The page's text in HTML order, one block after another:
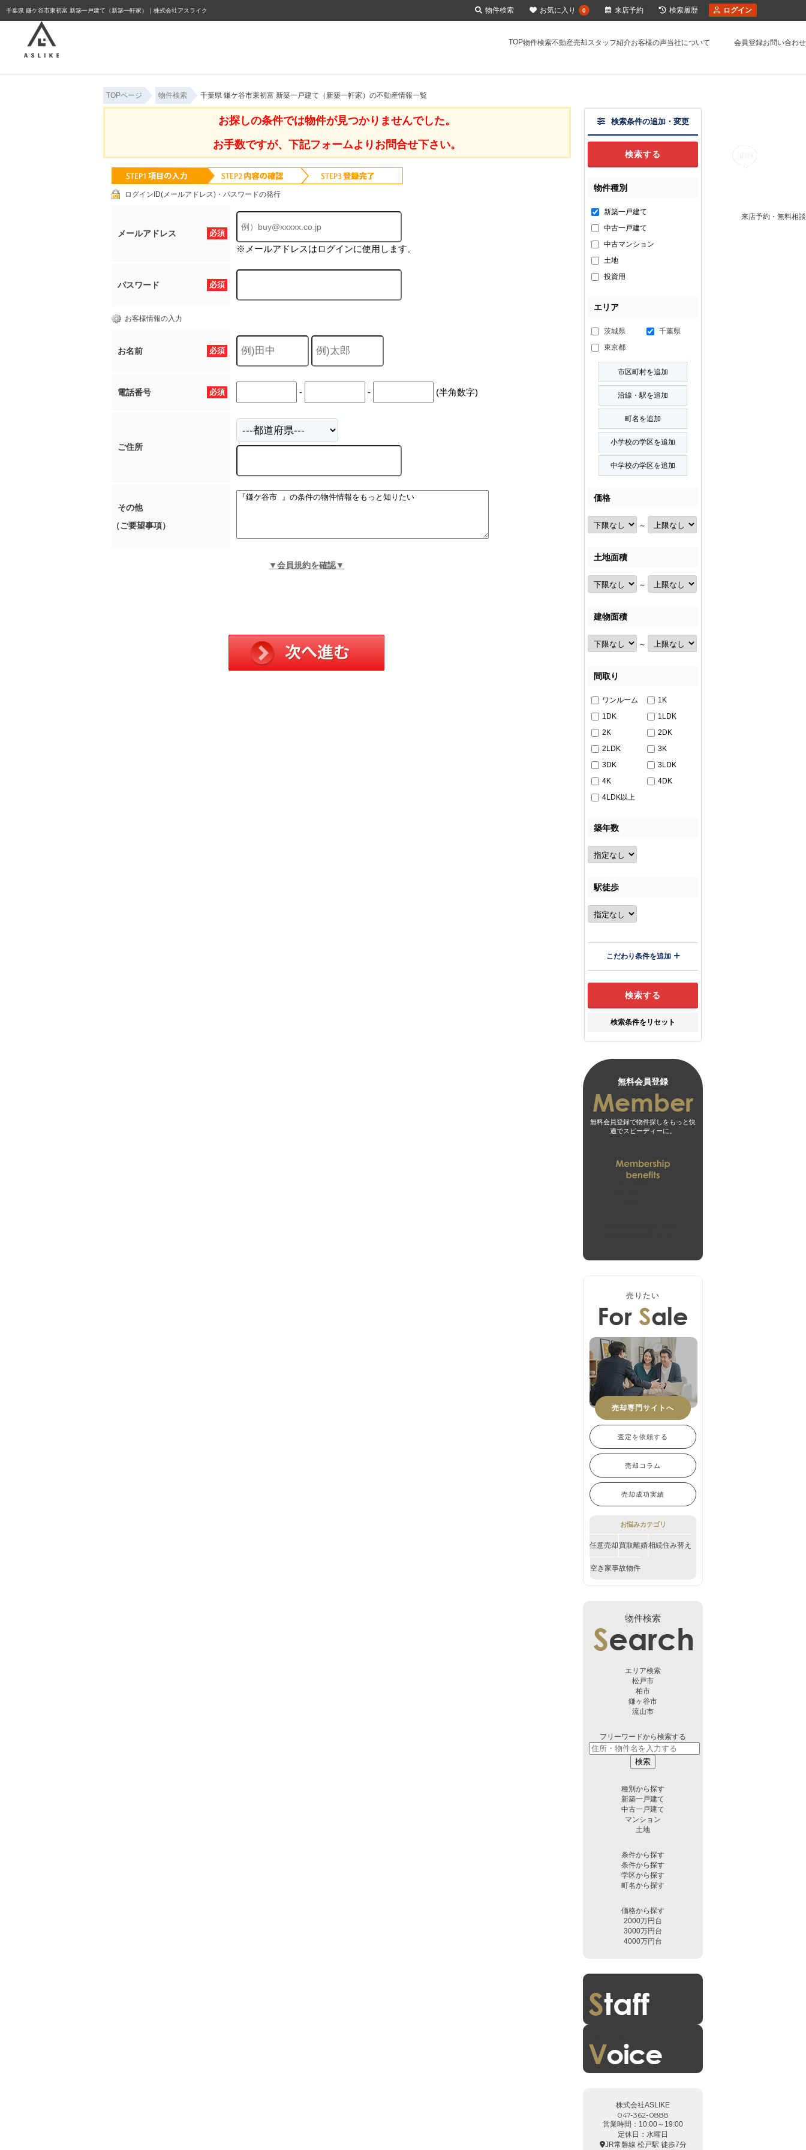
千葉県 鎌ケ谷市東初富 新築一戸建て（新築一軒家）｜株式会社アスライク
TOP物件検索不動産売却スタッフ紹介お客様の声当社について 会員登録お問い合わせ
来店予約・無料相談
TOPページ 物件検索 千葉県 鎌ケ谷市東初富 新築一戸建て（新築一軒家）の不動産情報一覧
お探しの条件では物件が見つかりませんでした。
お手数ですが、下記フォームよりお問合せ下さい。
ログインID(メールアドレス)・パスワードの発行
必須
メールアドレス
※メールアドレスはログインに使用します。
必須
パスワード
お客様情報の入力
必須
お名前
必須
電話番号 - - (半角数字)
ご住所
その他
（ご要望事項）
▼会員規約を確認▼
検索条件の追加・変更
物件種別
新築一戸建て
中古一戸建て
中古マンション
土地
投資用
エリア
茨城県
千葉県
東京都
価格
～
土地面積
～
建物面積
～
間取り
ワンルーム
1K
1DK
1LDK
2K
2DK
2LDK
3K
3DK
3LDK
4K
4DK
4LDK以上
築年数
駅徒歩
こだわり条件を追加
検索条件をリセット
無料会員登録
無料会員登録で物件探しをもっと快
適でスピーディーに。
売りたい
売却専門サイトへ
査定を依頼する
売却コラム
売却成功実績
お悩みカテゴリ
任意売却 買取離婚相続住み替え
空き家事故物件
物件検索
エリア検索
松戸市
柏市
鎌ヶ谷市
流山市
フリーワードから検索する
検索
種別から探す
新築一戸建て
中古一戸建て
マンション
土地
条件から探す
条件から探す
学区から探す
町名から探す
価格から探す
2000万円台
3000万円台
4000万円台
株式会社ASLIKE
047-362-0888
営業時間：10:00～19:00
定休日：水曜日
JR常磐線 松戸駅 徒歩7分
物件検索 お気に入り 0 来店予約 検索履歴 ログイン